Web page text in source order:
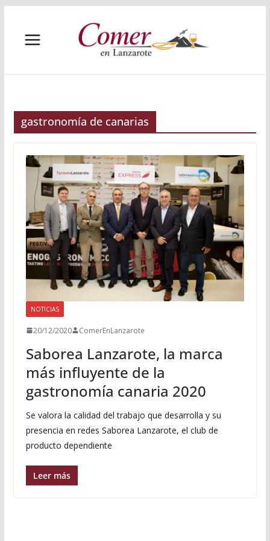
contenido
gastronomía de canarias
NOTICIAS
20/12/2020 ComerEnLanzarote
Saborea Lanzarote, la marca
más influyente de la
gastronomía canaria 2020
Se valora la calidad del trabajo que desarrolla y su
presencia en redes Saborea Lanzarote, el club de
producto dependiente
Leer más